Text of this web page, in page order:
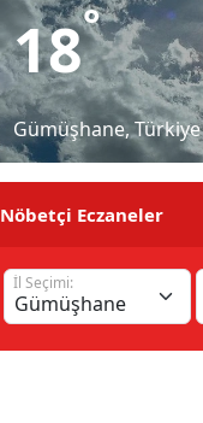
18°
Gümüşhane, Türkiye
Nöbetçi Eczaneler
İl Seçimi: